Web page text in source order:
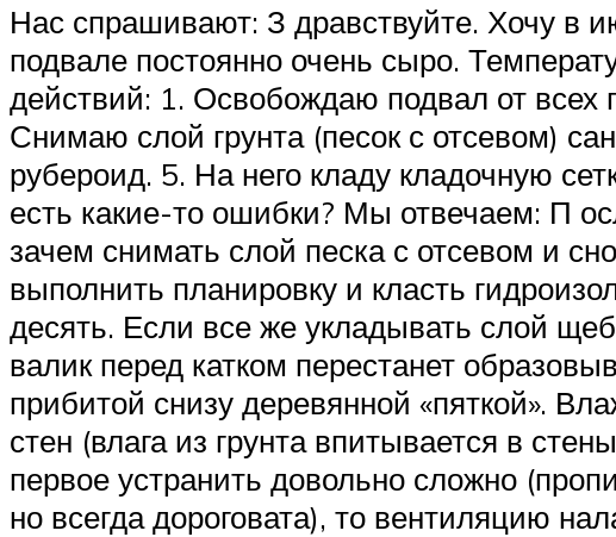
Нас спрашивают: З дравствуйте. Хочу в
подвале постоянно очень сыро.
действий: 1. Освобождаю подвал от всех
Снимаю слой грунта (песок с отсевом)
рубероид. 5. На него кладу кладочную
есть какие-то ошибки? Мы отвечаем: П
зачем снимать слой песка с отсевом и
выполнить планировку и класть
десять. Если все же укладывать слой
валик перед катком перестанет
прибитой снизу деревянной «пяткой».
стен (влага из грунта впитывается в
первое устранить довольно сложно
но всегда дороговата), то вентиляцию